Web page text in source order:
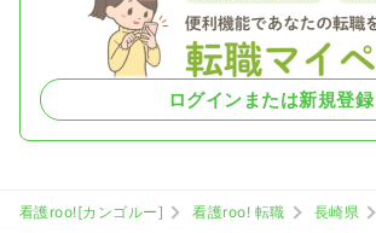
ログインまたは新規登録
看護roo![カンゴルー] 看護roo! 転職 長崎県